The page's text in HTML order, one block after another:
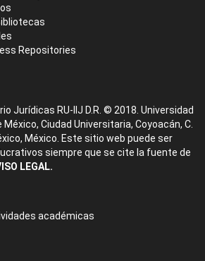
Repositories
Jurídicas RU-IIJ D.R. © 2018. Universidad
Ciudad Universitaria, Coyoacán, C.
México. Este sitio web puede ser
siempre que se cite la fuente de
LEGAL.
académicas